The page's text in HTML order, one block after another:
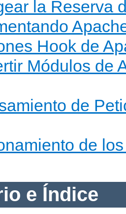
la Reserva
Hook de
Módulos de
de
de
e Índice